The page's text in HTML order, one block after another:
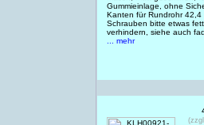
Gummieinlage, ohne
Kanten für Rundrohr 42,4
Schrauben bitte etwas
verhindern, siehe auch
... mehr